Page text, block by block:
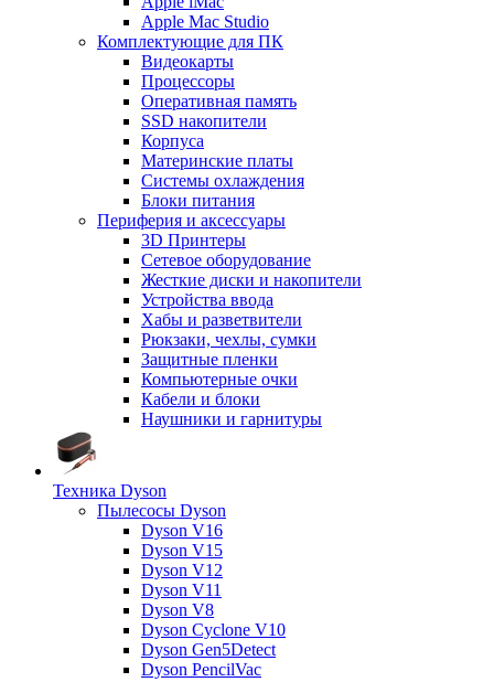
Apple Mac Studio
Комплектующие для ПК
Видеокарты
Процессоры
Оперативная память
SSD накопители
Корпуса
Материнские платы
Системы охлаждения
Блоки питания
Периферия и аксессуары
3D Принтеры
Сетевое оборудование
Жесткие диски и накопители
Устройства ввода
Хабы и разветвители
Рюкзаки, чехлы, сумки
Защитные пленки
Компьютерные очки
Кабели и блоки
Наушники и гарнитуры
Техника Dyson
Пылесосы Dyson
Dyson V16
Dyson V15
Dyson V12
Dyson V11
Dyson V8
Dyson Cyclone V10
Dyson Gen5Detect
Dyson PencilVac